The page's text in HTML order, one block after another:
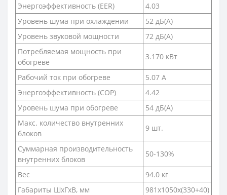
Энергоэффективность (EER)
4.03
Уровень шума при охлаждении
52 дБ(А)
Уровень звуковой мощности
72 дБ(А)
Потребляемая мощность при
обогреве
3.170 кВт
Рабочий ток при обогреве
5.07 А
Энергоэффективность (COP)
4.42
Уровень шума при обогреве
54 дБ(А)
Макс. количество внутренних
блоков
9 шт.
Суммарная производительность
внутренних блоков
50-130%
Вес
94.0 кг
Габариты ШхГхВ, мм
981x1050x(330+40)